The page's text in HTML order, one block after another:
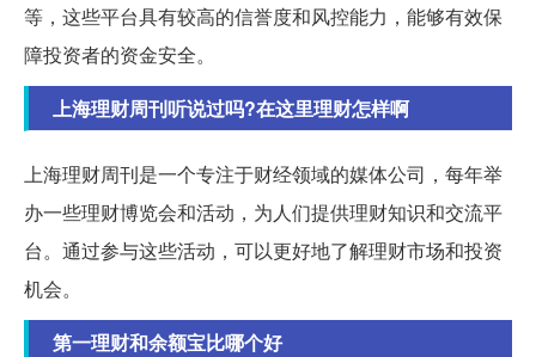
等，这些平台具有较高的信誉度和风控能力，能够有效保
障投资者的资金安全。
上海理财周刊听说过吗?在这里理财怎样啊
上海理财周刊是一个专注于财经领域的媒体公司，每年举
办一些理财博览会和活动，为人们提供理财知识和交流平
台。通过参与这些活动，可以更好地了解理财市场和投资
机会。
第一理财和余额宝比哪个好